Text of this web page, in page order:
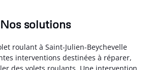
Nos solutions
roulant à Saint-Julien-Beychevelle
interventions destinées à réparer,